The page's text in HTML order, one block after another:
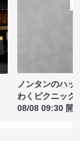
ノンタンのハッ
わくピクニック
08/08 09:30 開